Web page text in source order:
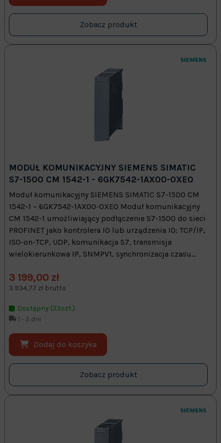
Zobacz produkt
MODUŁ KOMUNIKACYJNY SIEMENS SIMATIC
S7-1500 CM 1542-1 - 6GK7542-1AX00-0XE0
Moduł komunikacyjny SIEMENS SIMATIC S7-1500 CM
1542-1 – 6GK7542-1AX00-0XE0 Moduł komunikacyjny
CM 1542-1 umożliwiający podłączenie S7-1500 do sieci
PROFINET jako kontrolera IO lub urządzenia IO: TCP/IP,
ISO-on-TCP, UDP, komunikacja S7, transmisja
wielokierunkowa IP, SNMPV1, synchronizacja czasu...
3 199,00 zł
3 934,77 zł brutto
Dostępny (23szt.)
1 - 3 dni
Dodaj do koszyka
Zobacz produkt